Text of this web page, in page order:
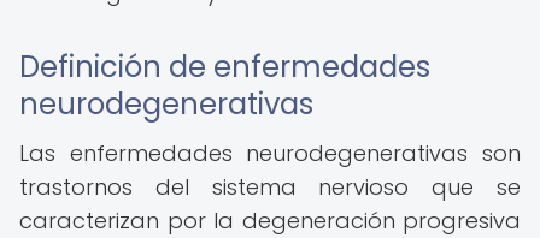
Definición de enfermedades
neurodegenerativas
Las enfermedades neurodegenerativas son
trastornos del sistema nervioso que se
caracterizan por la degeneración progresiva